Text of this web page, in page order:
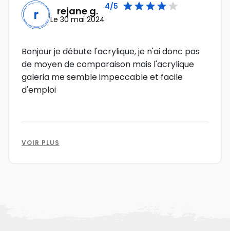
r rejane g.
Le 30 mai 2024
4/5  
Bonjour je débute l'acrylique, je n'ai donc pas
de moyen de comparaison mais l'acrylique
galeria me semble impeccable et facile
d'emploi
VOIR PLUS